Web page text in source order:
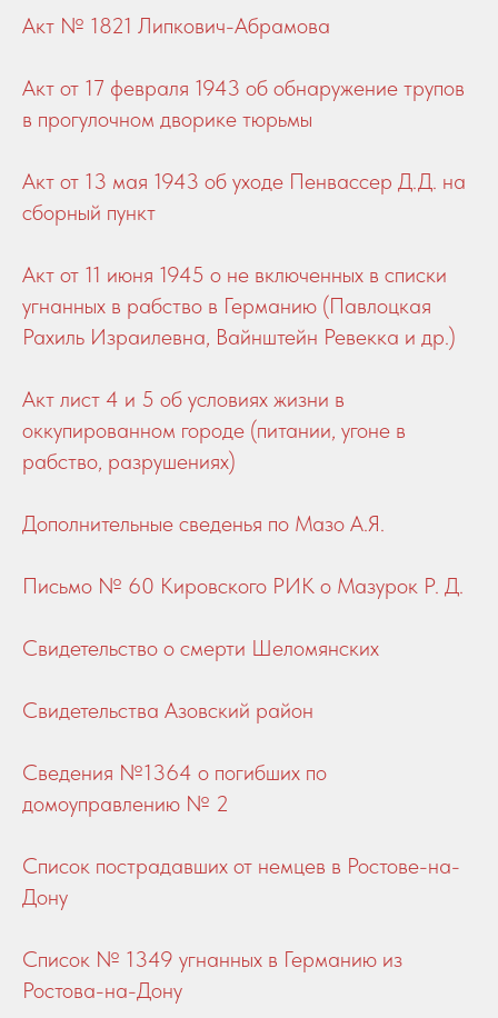
Акт № 1821 Липкович-Абрамова
Акт от 17 февраля 1943 об обнаружение трупов
в прогулочном дворике тюрьмы
Акт от 13 мая 1943 об уходе Пенвассер Д.Д. на
сборный пункт
Акт от 11 июня 1945 о не включенных в списки
угнанных в рабство в Германию (Павлоцкая
Рахиль Израилевна, Вайнштейн Ревекка и др.)
Акт лист 4 и 5 об условиях жизни в
оккупированном городе (питании, угоне в
рабство, разрушениях)
Дополнительные сведенья по Мазо А.Я.
Письмо № 60 Кировского РИК о Мазурок Р. Д.
Свидетельство о смерти Шеломянских
Свидетельства Азовский район
Сведения №1364 о погибших по
домоуправлению № 2
Список пострадавших от немцев в Ростове-на-
Дону
Список № 1349 угнанных в Германию из
Ростова-на-Дону